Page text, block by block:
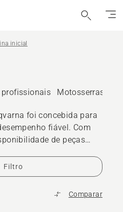
inicial
Motosserras
foi concebida para
fiável. Com
de peças
mundo disponíveis se
Filtro
Comparar